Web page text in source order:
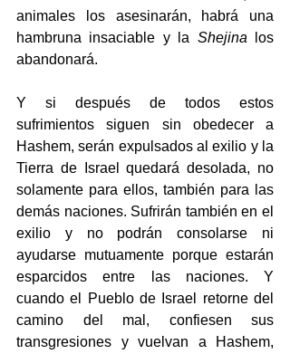
animales los asesinarán, habrá una
hambruna insaciable y la Shejina los
abandonará.
Y si después de todos estos
sufrimientos siguen sin obedecer a
Hashem, serán expulsados al exilio y la
Tierra de Israel quedará desolada, no
solamente para ellos, también para las
demás naciones. Sufrirán también en el
exilio y no podrán consolarse ni
ayudarse mutuamente porque estarán
esparcidos entre las naciones. Y
cuando el Pueblo de Israel retorne del
camino del mal, confiesen sus
transgresiones y vuelvan a Hashem,